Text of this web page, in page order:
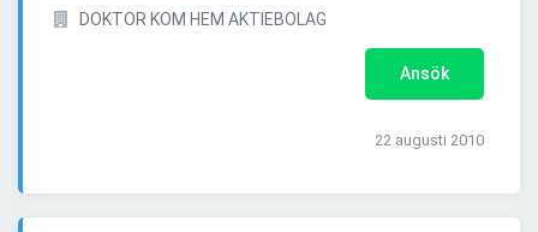
DOKTOR KOM HEM AKTIEBOLAG
Ansök
22 augusti 2010